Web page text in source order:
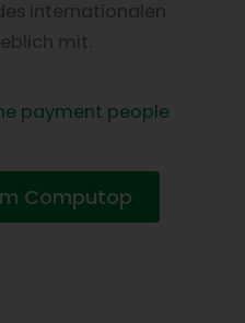
internationalen
mit.
payment people
Computop